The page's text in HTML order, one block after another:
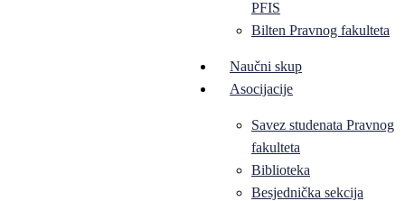
PFIS
Bilten Pravnog fakulteta
Naučni skup
Asocijacije
Savez studenata Pravnog
fakulteta
Biblioteka
Besjednička sekcija